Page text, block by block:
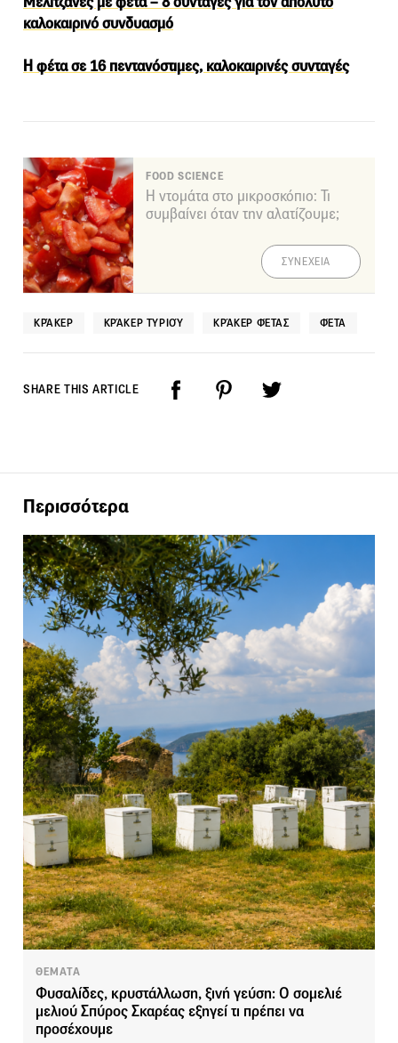
καλοκαιρινό συνδυασμό
Η φέτα σε 16 πεντανόστιμες, καλοκαιρινές συνταγές
FOOD SCIENCE
Η ντομάτα στο μικροσκόπιο: Τι
συμβαίνει όταν την αλατίζουμε;
ΣΥΝΕΧΕΙΑ
ΚΡΆΚΕΡ ΚΡΆΚΕΡ ΤΥΡΙΟΎ ΚΡΆΚΕΡ ΦΈΤΑΣ ΦΈΤΑ
SHARE THIS ARTICLE
Περισσότερα
ΘΕΜΑΤΑ
Φυσαλίδες, κρυστάλλωση, ξινή γεύση: Ο σομελιέ
μελιού Σπύρος Σκαρέας εξηγεί τι πρέπει να
προσέχουμε